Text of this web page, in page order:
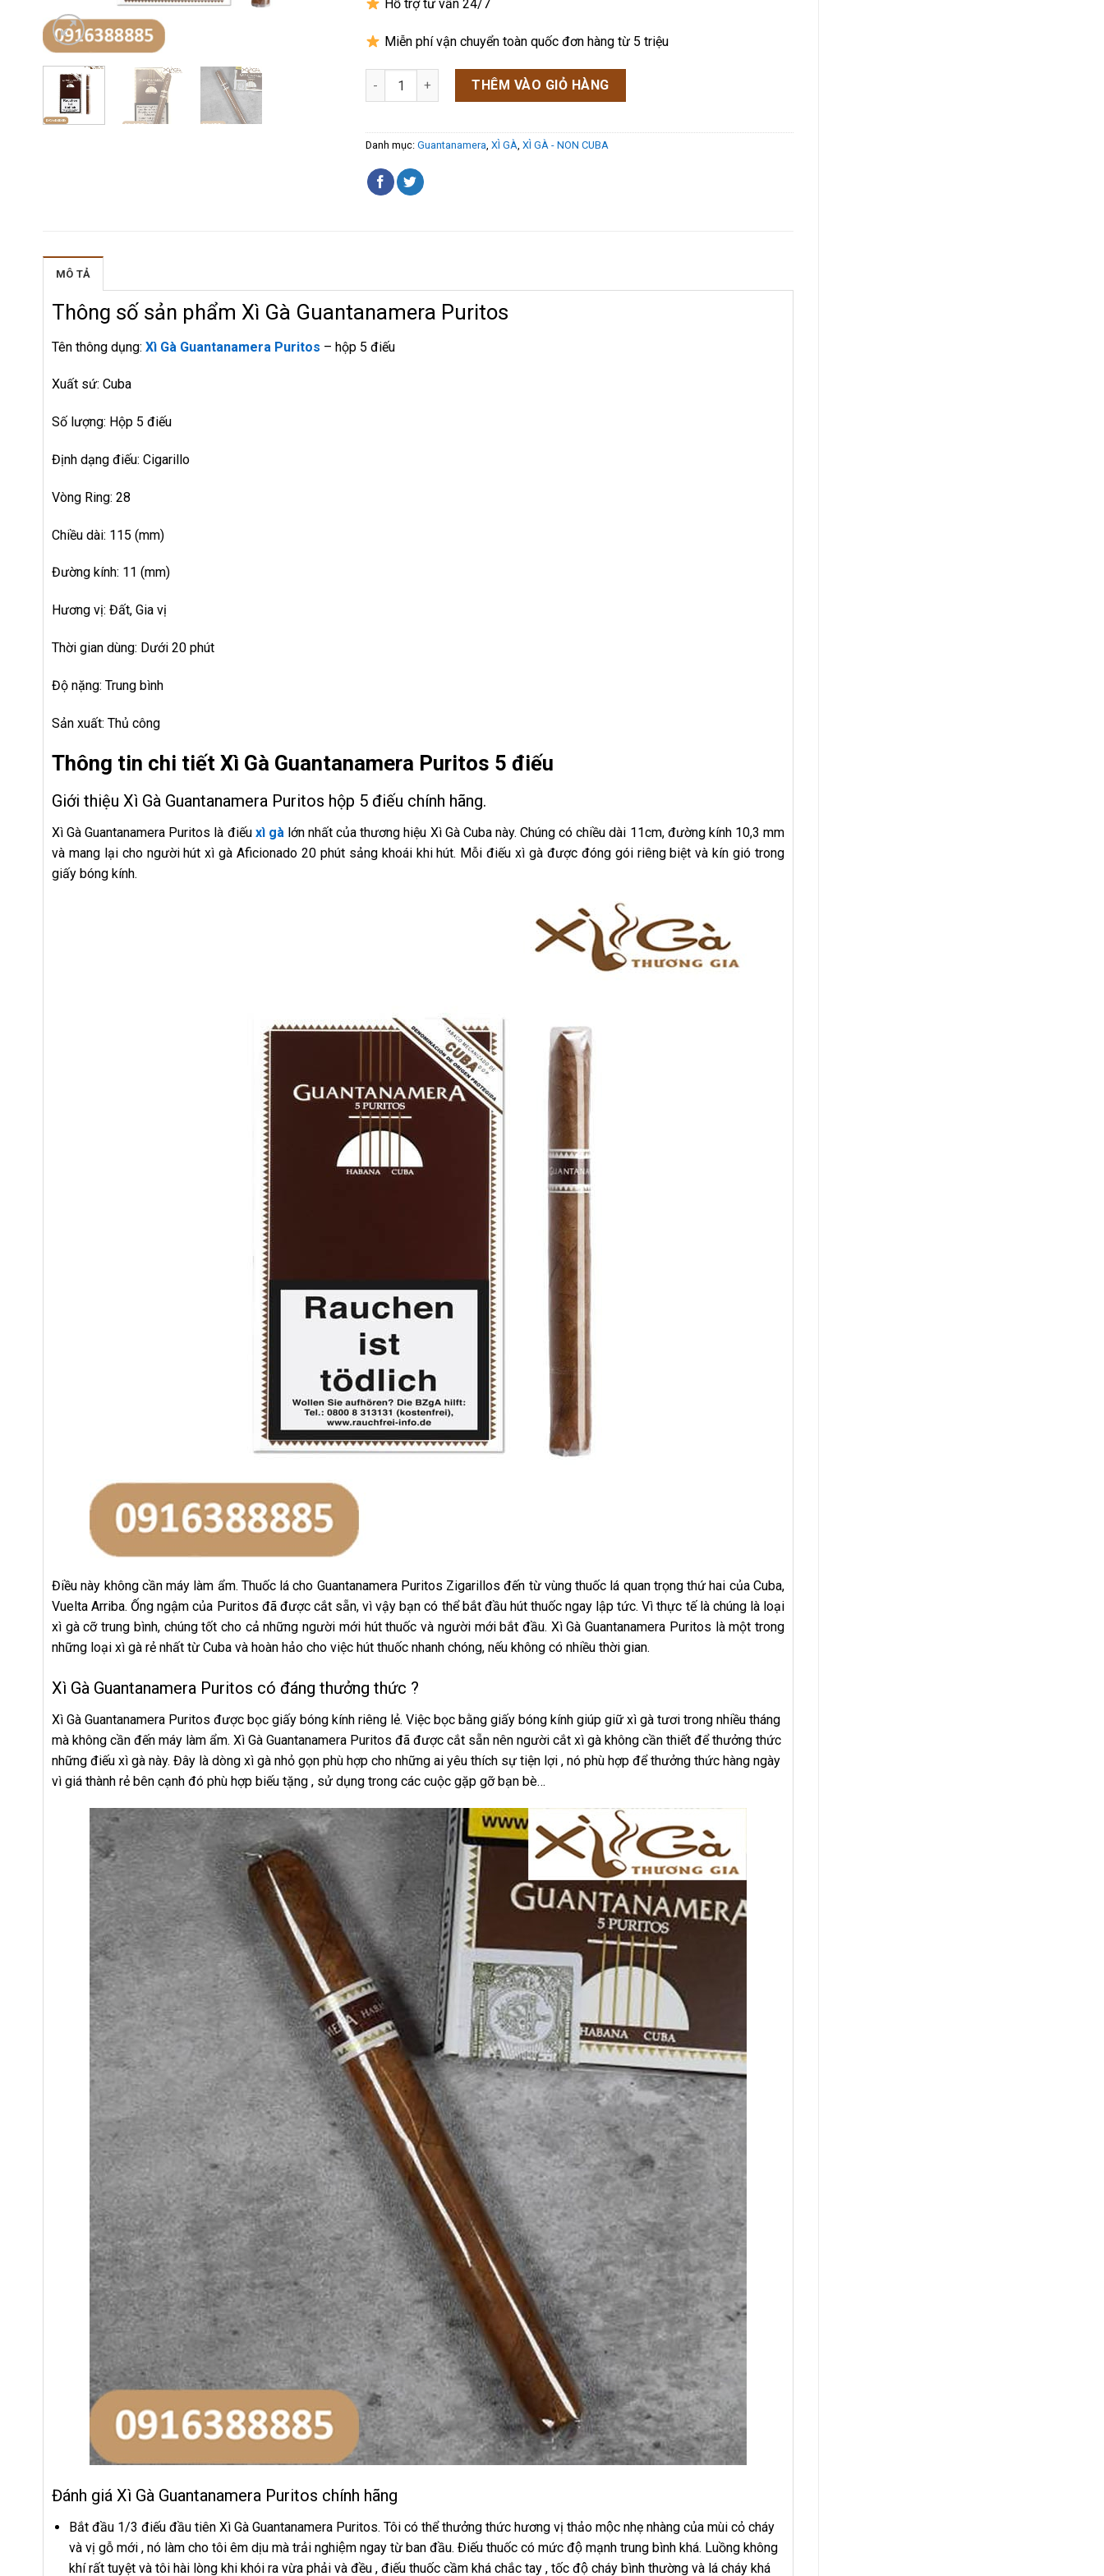
Hỗ trợ tư vấn 24/7
Miễn phí vận chuyển toàn quốc đơn hàng từ 5 triệu
Xì Gà Guantanamera Puritos số lượng
THÊM VÀO GIỎ HÀNG
Danh mục:Guantanamera ,XÌ GÀ ,XÌ GÀ - NON CUBA
MÔ TẢ
Thông số sản phẩm Xì Gà Guantanamera Puritos
Tên thông dụng: Xì Gà Guantanamera Puritos – hộp 5 điếu
Xuất sứ: Cuba
Số lượng: Hộp 5 điếu
Định dạng điếu: Cigarillo
Vòng Ring: 28
Chiều dài: 115 (mm)
Đường kính: 11 (mm)
Hương vị: Đất, Gia vị
Thời gian dùng: Dưới 20 phút
Độ nặng: Trung bình
Sản xuất: Thủ công
Thông tin chi tiết Xì Gà Guantanamera Puritos 5 điếu
Giới thiệu Xì Gà Guantanamera Puritos hộp 5 điếu chính hãng.
Xì Gà Guantanamera Puritos là điếu xì gàlớn nhất của thương hiệu Xì Gà Cuba này. Chúng có chiều dài 11cm, đường kính 10,3 mm
và mang lại cho người hút xì gà Aficionado 20 phút sảng khoái khi hút. Mỗi điếu xì gà được đóng gói riêng biệt và kín gió trong
giấy bóng kính.
Điều này không cần máy làm ẩm. Thuốc lá cho Guantanamera Puritos Zigarillos đến từ vùng thuốc lá quan trọng thứ hai của Cuba,
Vuelta Arriba. Ống ngậm của Puritos đã được cắt sẵn, vì vậy bạn có thể bắt đầu hút thuốc ngay lập tức. Vì thực tế là chúng là loại
xì gà cỡ trung bình, chúng tốt cho cả những người mới hút thuốc và người mới bắt đầu. Xì Gà Guantanamera Puritos là một trong
những loại xì gà rẻ nhất từ ​​Cuba và hoàn hảo cho việc hút thuốc nhanh chóng, nếu không có nhiều thời gian.
Xì Gà Guantanamera Puritos có đáng thưởng thức ?
Xì Gà Guantanamera Puritos được bọc giấy bóng kính riêng lẻ. Việc bọc bằng giấy bóng kính giúp giữ xì gà tươi trong nhiều tháng
mà không cần đến máy làm ẩm. Xì Gà Guantanamera Puritos đã được cắt sẵn nên người cắt xì gà không cần thiết để thưởng thức
những điếu xì gà này. Đây là dòng xì gà nhỏ gọn phù hợp cho những ai yêu thích sự tiện lợi , nó phù hợp để thưởng thức hàng ngày
vì giá thành rẻ bên cạnh đó phù hợp biếu tặng , sử dụng trong các cuộc gặp gỡ bạn bè…
Đánh giá Xì Gà Guantanamera Puritos chính hãng
Bắt đầu 1/3 điếu đầu tiên Xì Gà Guantanamera Puritos. Tôi có thể thưởng thức hương vị thảo mộc nhẹ nhàng của mùi cỏ cháy
và vị gỗ mới , nó làm cho tôi êm dịu mà trải nghiệm ngay từ ban đầu. Điếu thuốc có mức độ mạnh trung bình khá. Luồng không
khí rất tuyệt và tôi hài lòng khi khói ra vừa phải và đều , điếu thuốc cầm khá chắc tay , tốc độ cháy bình thường và lá cháy khá